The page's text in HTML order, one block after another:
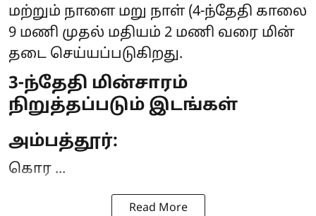
மற்றும் நாளை மறு நாள் (4-ந்தேதி காலை
9 மணி முதல் மதியம் 2 மணி வரை மின்
தடை செய்யப்படுகிறது.
3-ந்தேதி மின்சாரம்
நிறுத்தப்படும் இடங்கள்
அம்பத்தூர்:
கொர ...
Read More